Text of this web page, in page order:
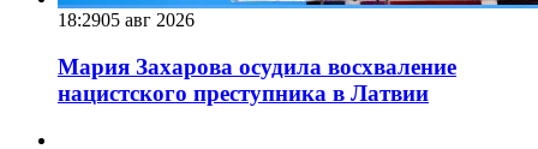
18:2905 авг 2026
Мария Захарова осудила восхваление
нацистского преступника в Латвии